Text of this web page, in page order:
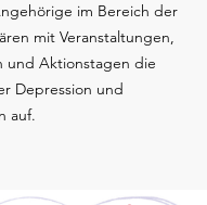
im Bereich der
mit Veranstaltungen,
und Aktionstagen die
Depression und
auf.